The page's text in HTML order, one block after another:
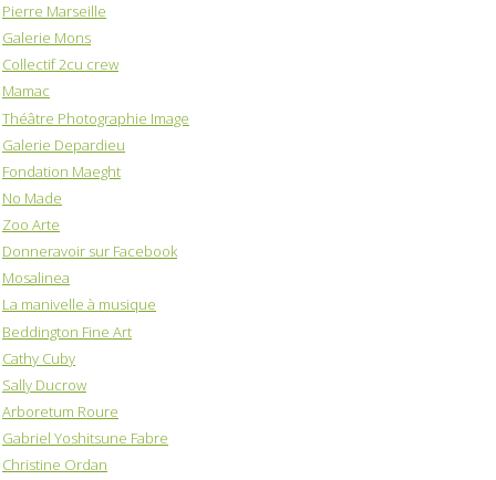
Pierre Marseille
Galerie Mons
Collectif 2cu crew
Mamac
Théâtre Photographie Image
Galerie Depardieu
Fondation Maeght
No Made
Zoo Arte
Donneravoir sur Facebook
Mosalinea
La manivelle à musique
Beddington Fine Art
Cathy Cuby
Sally Ducrow
Arboretum Roure
Gabriel Yoshitsune Fabre
Christine Ordan